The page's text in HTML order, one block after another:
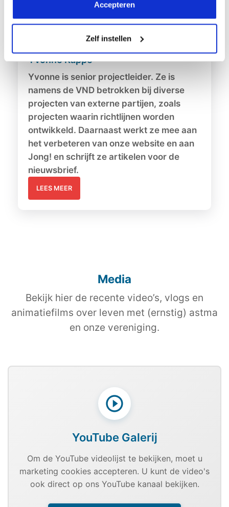
Accepteren
Zelf instellen
Yvonne Kappe
Yvonne is senior projectleider. Ze is
namens de VND betrokken bij diverse
projecten van externe partijen, zoals
projecten waarin richtlijnen worden
ontwikkeld. Daarnaast werkt ze mee aan
het verbeteren van onze website en aan
Jong! en schrijft ze artikelen voor de
nieuwsbrief.
LEES MEER
Media
Bekijk hier de recente video’s, vlogs en
animatiefilms over leven met (ernstig) astma
en onze vereniging.
YouTube Galerij
Om de YouTube videolijst te bekijken, moet u
marketing cookies accepteren. U kunt de video's
ook direct op ons YouTube kanaal bekijken.